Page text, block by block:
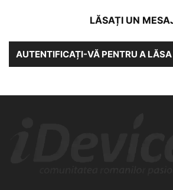
LĂSAȚI UN
AUTENTIFICAȚI-VĂ PENTRU A